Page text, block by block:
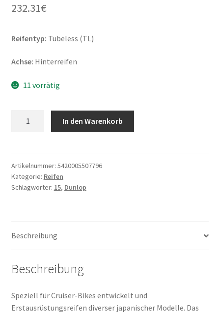
232.31€
Reifentyp: Tubeless (TL)
Achse: Hinterreifen
11 vorrätig
150/90
B
15
Menge
In den Warenkorb
Artikelnummer: 5420005507796
Kategorie: Reifen
Schlagwörter: 15, Dunlop
Beschreibung
Beschreibung
Speziell für Cruiser-Bikes entwickelt und
Erstausrüstungsreifen diverser japanischer Modelle. Das